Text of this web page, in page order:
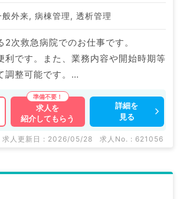
般外来, 病棟管理, 透析管理
2次救急病院でのお仕事です。
利です。また、業務内容や開始時期等
整可能です。
では病院やクリニックなどの医療機
のこと、
産業医等の企業系求人も多数扱ってい
はお気軽にお問合せ下さい。
求人を
紹介してもらう
詳細を
見る
求人更新日 : 2026/05/28 求人No. : 621056